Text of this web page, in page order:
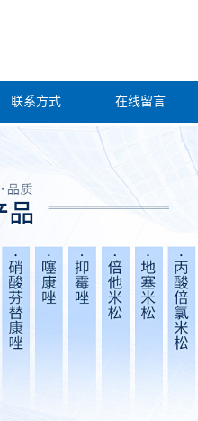
联系方式 在线留言